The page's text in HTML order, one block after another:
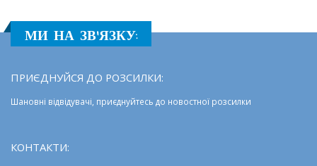
МИ НА ЗВ'ЯЗКУ:
ПРИЄДНУЙСЯ ДО РОЗСИЛКИ:
Шановні відвідувачі, приєднуйтесь до новостної розсилки
КОНТАКТИ: